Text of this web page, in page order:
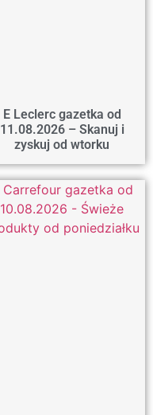
E Leclerc gazetka od
11.08.2026 – Skanuj i
zyskuj od wtorku